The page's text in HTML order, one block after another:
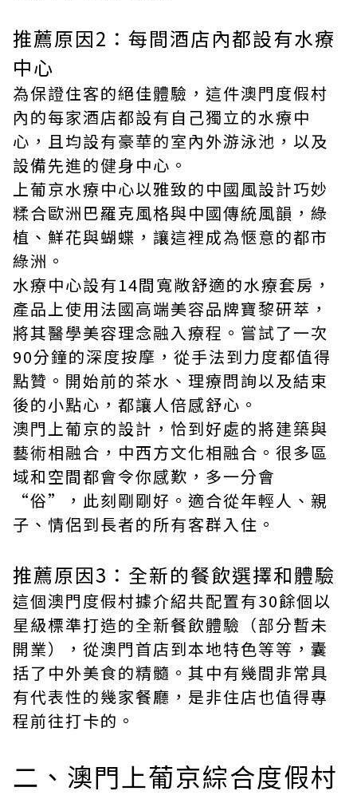
推薦原因2：每間酒店內都設有水療
中心
為保證住客的絕佳體驗，這件澳門度假村
內的每家酒店都設有自己獨立的水療中
心，且均設有豪華的室內外游泳池，以及
設備先進的健身中心。
上葡京水療中心以雅致的中國風設計巧妙
糅合歐洲巴羅克風格與中國傳統風韻，綠
植、鮮花與蝴蝶，讓這裡成為愜意的都市
綠洲。
水療中心設有14間寬敞舒適的水療套房，
產品上使用法國高端美容品牌寶黎研萃，
將其醫學美容理念融入療程。嘗試了一次
90分鐘的深度按摩，從手法到力度都值得
點贊。開始前的茶水、理療問詢以及結束
後的小點心，都讓人倍感舒心。
澳門上葡京的設計，恰到好處的將建築與
藝術相融合，中西方文化相融合。很多區
域和空間都會令你感歎，多一分會
“俗”，此刻剛剛好。適合從年輕人、親
子、情侶到長者的所有客群入住。
推薦原因3：全新的餐飲選擇和體驗
這個澳門度假村據介紹共配置有30餘個以
星級標準打造的全新餐飲體驗（部分暫未
開業），從澳門首店到本地特色等等，囊
括了中外美食的精髓。其中有幾間非常具
有代表性的幾家餐廳，是非住店也值得專
程前往打卡的。
二、澳門上葡京綜合度假村